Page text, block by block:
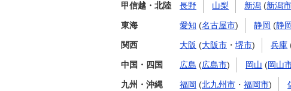
甲信越・北陸 長野 山梨 新潟 (新潟
東海 愛知 (名古屋市) 静岡 (静
関西 大阪 (大阪市 ・ 堺市) 兵庫
中国・四国 広島 (広島市) 岡山 (岡山
九州・沖縄 福岡 (北九州市 ・ 福岡市)